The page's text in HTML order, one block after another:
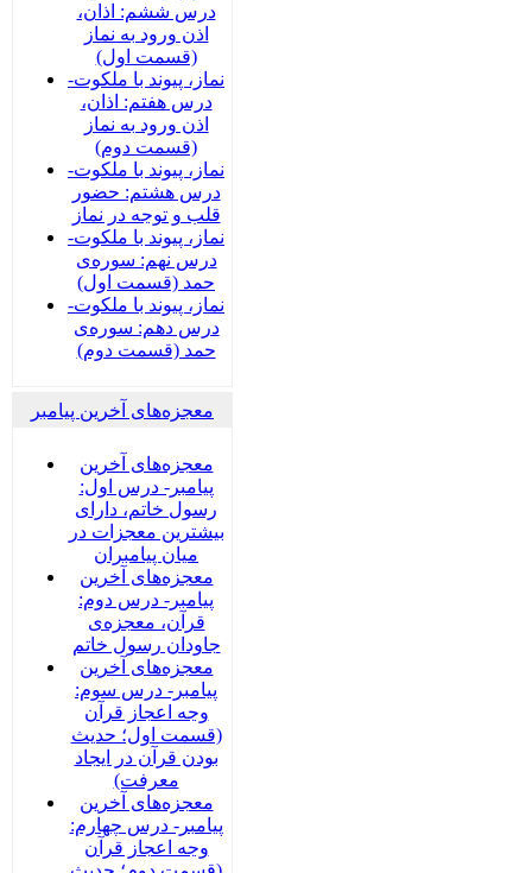
درس ششم: اذان،
اذن ورود به نماز
(قسمت اول)
نماز، پیوند با ملکوت-
درس هفتم: اذان،
اذن ورود به نماز
(قسمت دوم)
نماز، پیوند با ملکوت-
درس هشتم: حضور
قلب و توجه در نماز
نماز، پیوند با ملکوت-
درس نهم: سوره‌ی
حمد (قسمت اول)
نماز، پیوند با ملکوت-
درس دهم: سوره‌ی
حمد (قسمت دوم)
معجزه‌های آخرین پیامبر
معجزه‌های آخرین
پیامبر- درس اول:
رسول خاتم، دارای
بیشترین معجزات در
میان پیامبران
معجزه‌های آخرین
پیامبر- درس دوم:
قرآن، معجزه‌ی
جاودان رسول خاتم
معجزه‌های آخرین
پیامبر- درس سوم:
وجه اعجاز قرآن
(قسمت اول؛ حدیث
بودن قرآن در ایجاد
معرفت)
معجزه‌های آخرین
پیامبر- درس چهارم:
وجه اعجاز قرآن